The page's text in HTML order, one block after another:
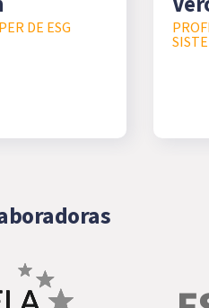
DE ESG